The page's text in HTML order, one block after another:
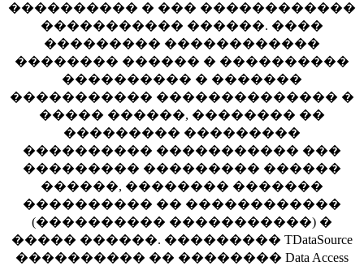
���������� � ��� ������������
����������� ������. ����
��������� ������������
�������� ������ � ����������
���������� � �������
����������� �������������� �
����� ������, �������� ��
��������� ���������
���������� ����������� ���
��������� ��������� ������
������, �������� �������
���������� �� ������������
(���������� �����������) �
����� ������. ��������� TDataSource
���������� �� �������� Data Access